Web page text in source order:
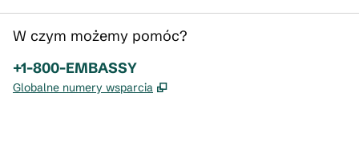
W czym możemy pomóc?
Telefon:
+1-800-EMBASSY
Globalne numery wsparcia ,